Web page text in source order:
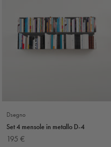
Dsegno
Set 4 mensole in metallo D-4
Prezzo scontato
195 €